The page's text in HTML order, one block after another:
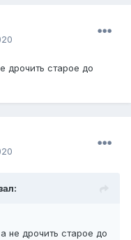
дрочить старое до
не дрочить старое до